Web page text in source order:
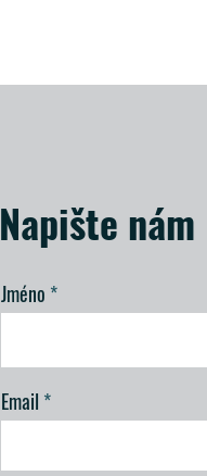
Napište nám
Jméno
Email